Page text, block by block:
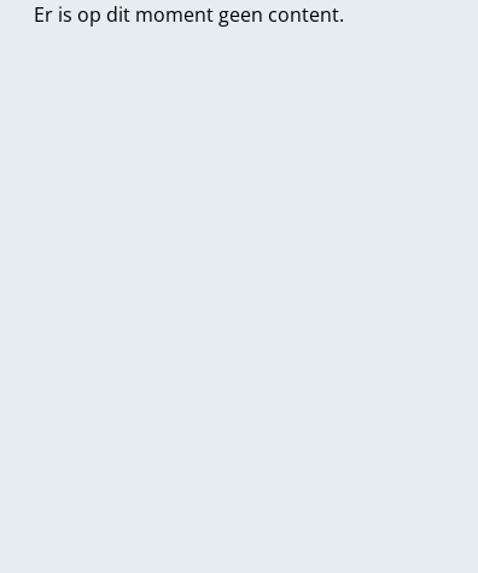
Er is op dit moment geen content.